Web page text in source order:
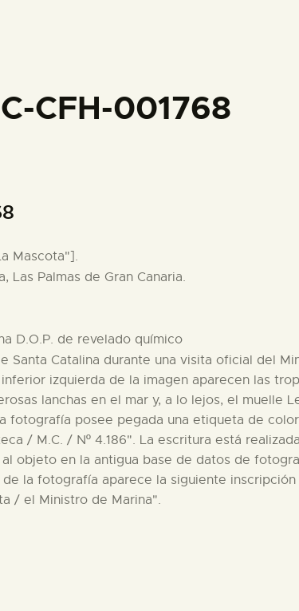
CFH-001768
Mascota"].
Las Palmas de Gran Canaria.
D.O.P. de revelado químico
Santa Catalina durante una visita oficial del
izquierda de la imagen aparecen las
lanchas en el mar y, a lo lejos, el muelle
fotografía posee pegada una etiqueta de color
/ M.C. / Nº 4.186". La escritura está
objeto en la antigua base de datos de
la fotografía aparece la siguiente inscripción
/ el Ministro de Marina".